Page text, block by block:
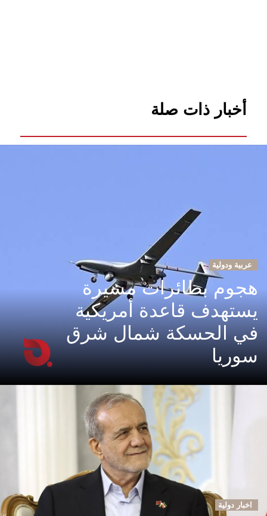
أخبار ذات صلة
عربية ودولية
هجوم بطائرات مسيرة
يستهدف قاعدة أمريكية
في الحسكة شمال شرق
سوريا
اخبار دولية